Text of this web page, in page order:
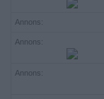
Annons:
Annons:
Annons: